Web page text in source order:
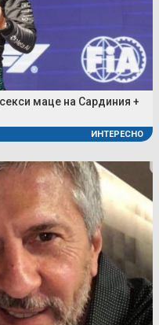
маце на Сардиния +
ИНТЕРЕСНО